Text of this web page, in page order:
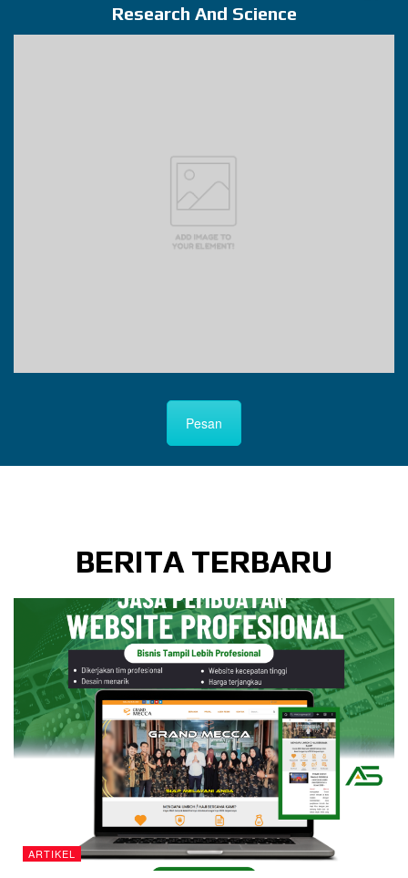
Research And Science
Pesan
BERITA TERBARU
ARTIKEL